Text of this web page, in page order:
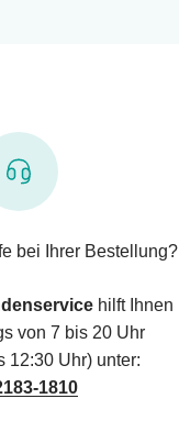
bei Ihrer Bestellung?
hilft Ihnen
von 7 bis 20 Uhr
12:30 Uhr) unter:
1810